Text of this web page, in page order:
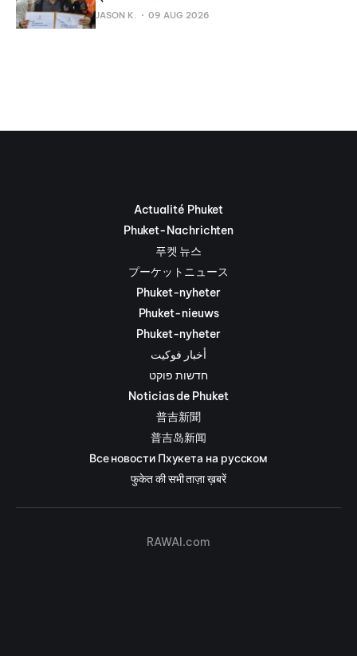
JASON K. 09 AUG 2026
Actualité Phuket
Phuket-Nachrichten
푸켓 뉴스
プーケットニュース
Phuket-nyheter
Phuket-nieuws
Phuket-nyheter
أخبار فوكيت
חדשות פוקט
Noticias de Phuket
普吉新聞
普吉岛新闻
Все новости Пхукета на русском
फुकेत की सभी ताज़ा ख़बरें
RAWAI.com